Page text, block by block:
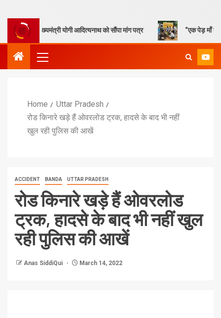
योगी आदित्यनाथ को सौंपा मांग पत्र “एक पेड़ माँ के नाम” – सेण्ट
Home
Uttar Pradesh
रोड किनारे खड़े हैं ओवरलोड ट्रक, हादसे के बाद भी नहीं
खुल रही पुलिस की आखें
ACCIDENT BANDA UTTAR PRADESH
रोड किनारे खड़े हैं ओवरलोड
ट्रक, हादसे के बाद भी नहीं खुल
रही पुलिस की आखें
Anas SiddiQui March 14, 2022